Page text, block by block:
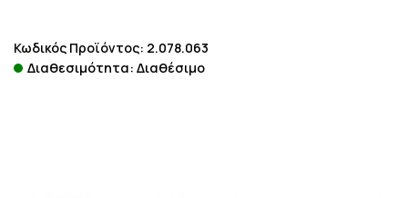
Κωδικός Προϊόντος: 2.078.063
Διαθεσιμότητα: Διαθέσιμο